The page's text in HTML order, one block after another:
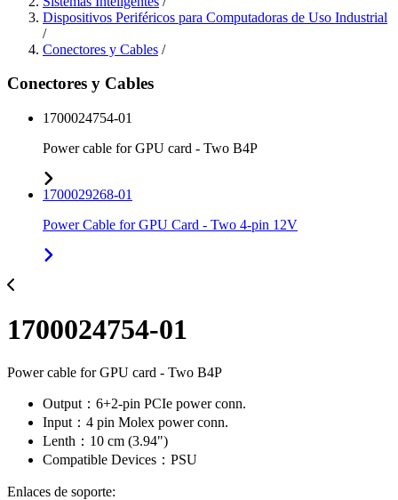
Dispositivos Periféricos para Computadoras de Uso Industrial
/
Conectores y Cables /
Conectores y Cables
1700024754-01
Power cable for GPU card - Two B4P
1700029268-01
Power Cable for GPU Card - Two 4-pin 12V
1700024754-01
Power cable for GPU card - Two B4P
Output：6+2-pin PCIe power conn.
Input：4 pin Molex power conn.
Lenth：10 cm (3.94")
Compatible Devices：PSU
Enlaces de soporte: